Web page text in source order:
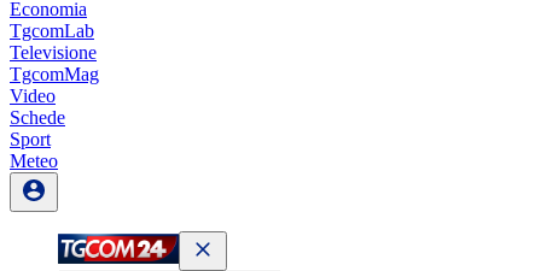
Economia
TgcomLab
Televisione
TgcomMag
Video
Schede
Sport
Meteo